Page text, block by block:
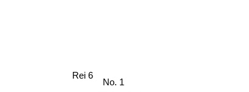
No. 1
Rei 6